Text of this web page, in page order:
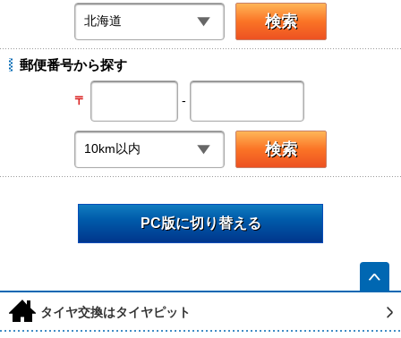
郵便番号から探す
〒 -
PC版に切り替える
h タイヤ交換はタイヤピット